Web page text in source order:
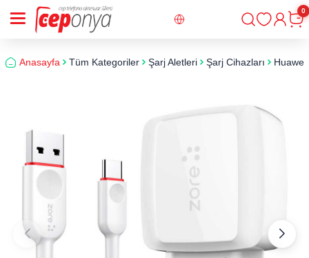
Giriş
0
Anasayfa Tüm Kategoriler Şarj Aletleri Şarj Cihazları Huawei